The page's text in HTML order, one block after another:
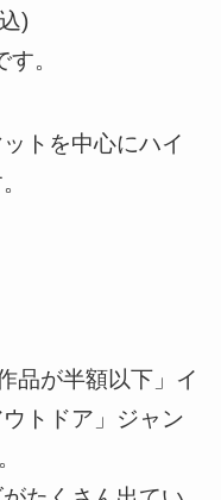
)
。
トを中心にハイ
品が半額以下」イ
トドア」ジャン